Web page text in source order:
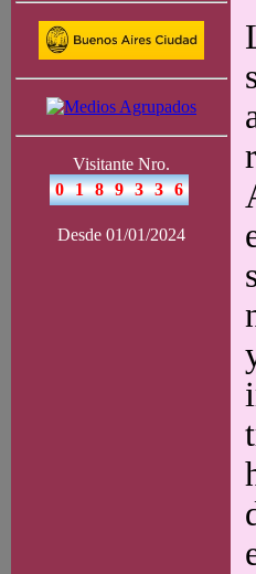
Visitante Nro.
Desde 01/01/2024